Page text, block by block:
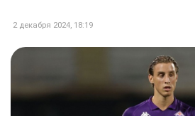
2 декабря 2024, 18:19